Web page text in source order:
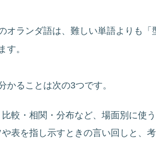
オランダ語は、難しい単語よりも
す。
かることは次の3つです。
較・相関・分布など、場面別に使
や表を指し示すときの言い回しと、